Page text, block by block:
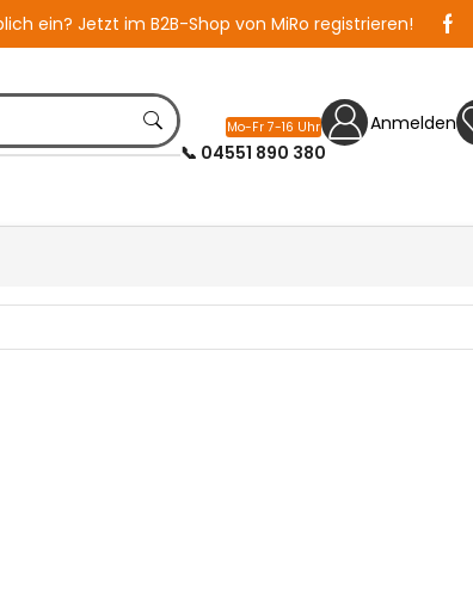
ein?Jetzt im B2B-Shop von MiRo registrieren!
Mo-Fr 7-16 Uhr
📞 04551 890 380
Anmelden